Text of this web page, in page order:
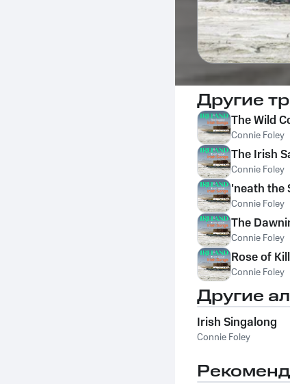
Другие
The Wild
Connie Foley
The Irish
Connie Foley
'neath the
Connie Foley
The
Connie Foley
Rose of
Connie Foley
Другие
Irish Singalong
Connie Foley